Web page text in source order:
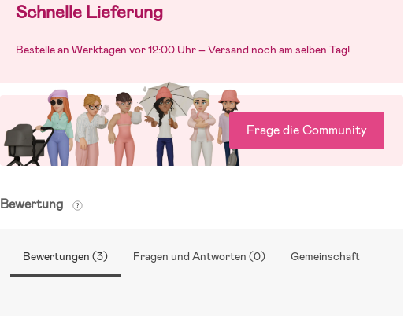
Schnelle Lieferung
Bestelle an Werktagen vor 12:00 Uhr – Versand noch am selben Tag!
Frage die Community
Bewertung
Bewertungen (3) Fragen und Antworten (0) Gemeinschaft